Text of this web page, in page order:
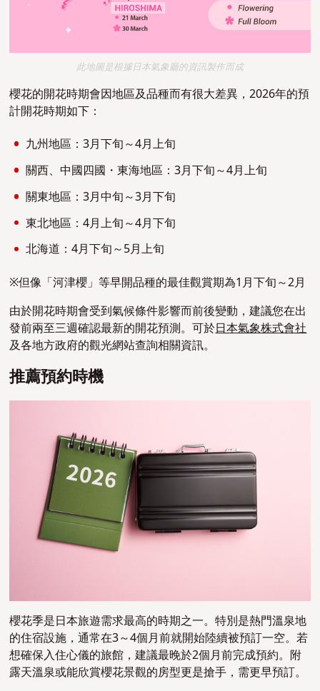
此地圖是根據日本氣象廳的資訊製作而成
櫻花的開花時期會因地區及品種而有很大差異，2026年的預
計開花時期如下：
九州地區：3月下旬～4月上旬
關西、中國四國・東海地區：3月下旬～4月上旬
關東地區：3月中旬～3月下旬
東北地區：4月上旬～4月下旬
北海道：4月下旬～5月上旬
※但像「河津櫻」等早開品種的最佳觀賞期為1月下旬～2月
由於開花時期會受到氣候條件影響而前後變動，建議您在出
發前兩至三週確認最新的開花預測。可於日本氣象株式會社
及各地方政府的觀光網站查詢相關資訊。
推薦預約時機
櫻花季是日本旅遊需求最高的時期之一。特別是熱門溫泉地
的住宿設施，通常在3～4個月前就開始陸續被預訂一空。若
想確保入住心儀的旅館，建議最晚於2個月前完成預約。附
露天溫泉或能欣賞櫻花景觀的房型更是搶手，需更早預訂。